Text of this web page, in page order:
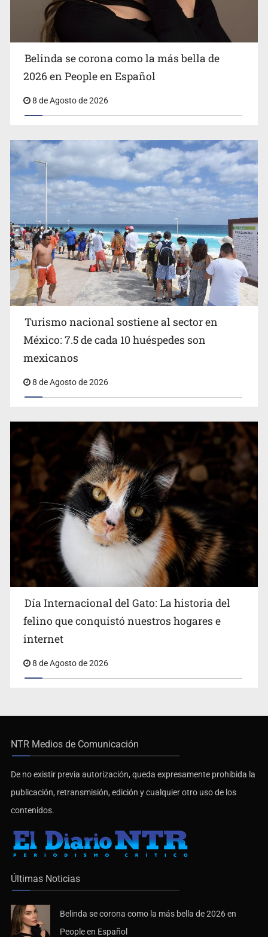
masivo
EU reanudará este sábado inspecciones de aguacate en
Michoacán
Belinda se corona como la más bella de 2026 en People
Belinda se corona como la más bella de
2026 en People en Español
8 de Agosto de 2026
Turismo nacional sostiene al sector en
México: 7.5 de cada 10 huéspedes son
mexicanos
8 de Agosto de 2026
Día Internacional del Gato: La historia del
felino que conquistó nuestros hogares e
internet
8 de Agosto de 2026
NTR Medios de Comunicación
De no existir previa autorización, queda expresamente prohibida la
publicación, retransmisión, edición y cualquier otro uso de los
contenidos.
Últimas Noticias
Belinda se corona como la más bella de 2026 en
People en Español